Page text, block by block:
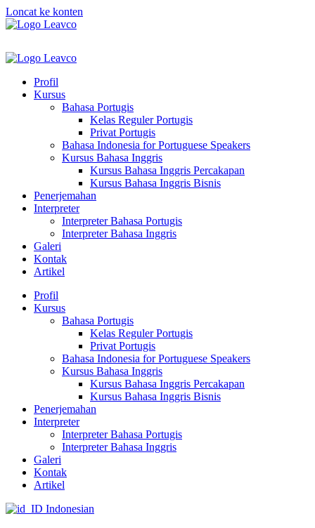
Loncat ke konten
Profil
Kursus
Bahasa Portugis
Kelas Reguler Portugis
Privat Portugis
Bahasa Indonesia for Portuguese Speakers
Kursus Bahasa Inggris
Kursus Bahasa Inggris Percakapan
Kursus Bahasa Inggris Bisnis
Penerjemahan
Interpreter
Interpreter Bahasa Portugis
Interpreter Bahasa Inggris
Galeri
Kontak
Artikel
Profil
Kursus
Bahasa Portugis
Kelas Reguler Portugis
Privat Portugis
Bahasa Indonesia for Portuguese Speakers
Kursus Bahasa Inggris
Kursus Bahasa Inggris Percakapan
Kursus Bahasa Inggris Bisnis
Penerjemahan
Interpreter
Interpreter Bahasa Portugis
Interpreter Bahasa Inggris
Galeri
Kontak
Artikel
Indonesian